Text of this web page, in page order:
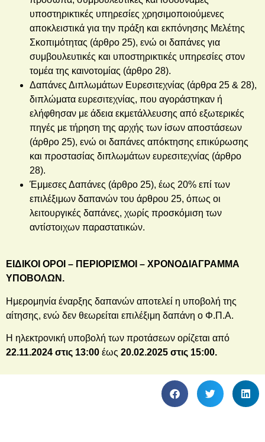
υποστηρικτικές υπηρεσίες χρησιμοποιούμενες
αποκλειστικά για την πράξη και εκπόνησης Μελέτης
Σκοπιμότητας (άρθρο 25), ενώ οι δαπάνες για
συμβουλευτικές και υποστηρικτικές υπηρεσίες στον
τομέα της καινοτομίας (άρθρο 28).
Δαπάνες Διπλωμάτων Ευρεσιτεχνίας (άρθρα 25 & 28),
διπλώματα ευρεσιτεχνίας, που αγοράστηκαν ή
ελήφθησαν με άδεια εκμετάλλευσης από εξωτερικές
πηγές με τήρηση της αρχής των ίσων αποστάσεων
(άρθρο 25), ενώ οι δαπάνες απόκτησης επικύρωσης
και προστασίας διπλωμάτων ευρεσιτεχνίας (άρθρο
28).
Έμμεσες Δαπάνες (άρθρο 25), έως 20% επί των
επιλέξιμων δαπανών του άρθρου 25, όπως οι
λειτουργικές δαπάνες, χωρίς προσκόμιση των
αντίστοιχων παραστατικών.
ΕΙΔΙΚΟΙ ΟΡΟΙ – ΠΕΡΙΟΡΙΣΜΟΙ – ΧΡΟΝΟΔΙΑΓΡΑΜΜΑ
ΥΠΟΒΟΛΩΝ.
Ημερομηνία έναρξης δαπανών αποτελεί η υποβολή της
αίτησης, ενώ δεν θεωρείται επιλέξιμη δαπάνη ο Φ.Π.Α.
Η ηλεκτρονική υποβολή των προτάσεων ορίζεται από
22.11.2024 στις 13:00 έως 20.02.2025 στις 15:00.